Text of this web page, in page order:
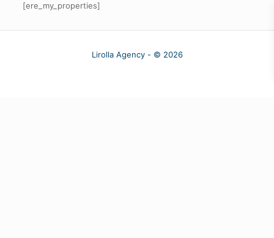
[ere_my_properties]
Lirolla Agency - © 2026